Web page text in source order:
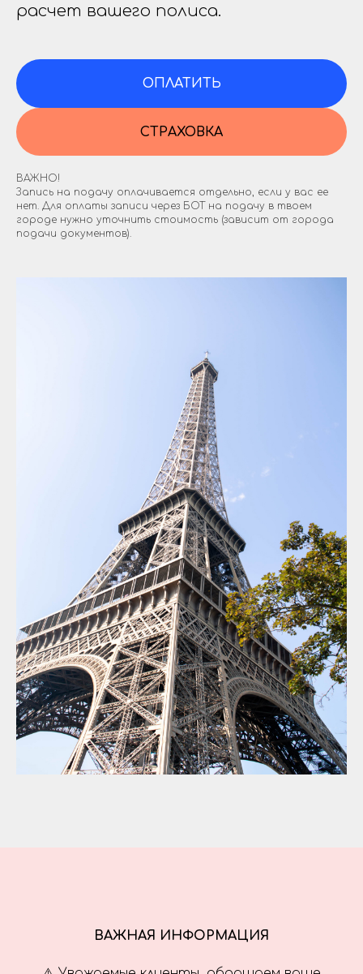
расчет вашего полиса.
ОПЛАТИТЬ
СТРАХОВКА
ВАЖНО!
Запись на подачу оплачивается отдельно, если у вас ее
нет. Для оплаты записи через БОТ на подачу в твоем
городе нужно уточнить стоимость (зависит от города
подачи документов).
ВАЖНАЯ ИНФОРМАЦИЯ